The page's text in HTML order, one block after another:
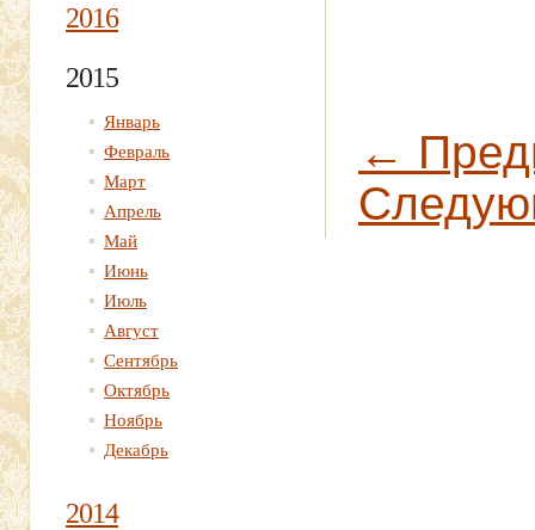
2016
2015
Январь
Февраль
Март
Апрель
Май
Июнь
Июль
Август
Сентябрь
Октябрь
Ноябрь
Декабрь
2014
←